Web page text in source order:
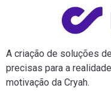
A criação de soluções
precisas para a
motivação da Cryah.